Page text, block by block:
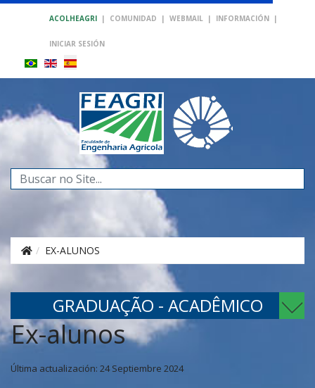
ACOLHEAGRI | COMUNIDAD | WEBMAIL | INFORMACIÓN |
INICIAR SESIÓN
Buscar...
EX-ALUNOS
GRADUAÇÃO - ACADÊMICO
Ex-alunos
Última actualización: 24 Septiembre 2024